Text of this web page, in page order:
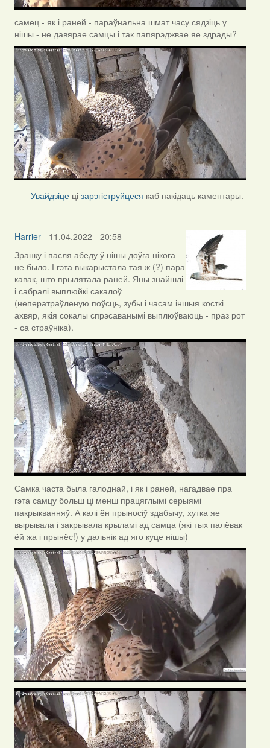
самец - як і раней - параўнальна шмат часу сядзіць у
нішы - не давярае самцы і так папярэджвае яе здрады?
Увайдзіце цізарэгіструйцеся каб пакідаць каментары.
Harrier- 11.04.2022 - 20:58
Зранку і пасля абеду ў нішы доўга нікога
не было. І гэта выкарыстала тая ж (?) пара
кавак, што прылятала раней. Яны знайшлі
і сабралі выплюйкі сакалоў
(неператраўленую поўсць, зубы і часам іншыя косткі
ахвяр, якія сокалы спрэсаванымі выплюўваюць - праз рот
- са страўніка).
Самка часта была галоднай, і як і раней, нагадвае пра
гэта самцу больш ці менш працяглымі серыямі
пакрыкванняў. А калі ён прыносіў здабычу, хутка яе
вырывала і закрывала крыламі ад самца (які тых палёвак
ёй жа і прынёс!) у дальнік ад яго куце нішы)